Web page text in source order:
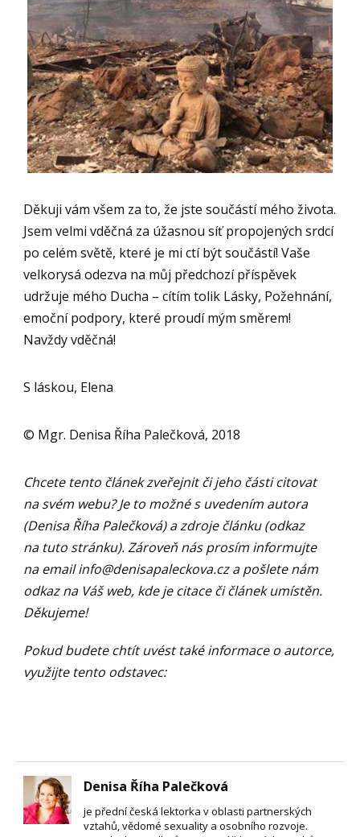
Děkuji vám všem za to, že jste součástí mého života.
Jsem velmi vděčná za úžasnou síť propojených srdcí
po celém světě, které je mi ctí být součástí! Vaše
velkorysá odezva na můj předchozí příspěvek
udržuje mého Ducha – cítím tolik Lásky, Požehnání,
emoční podpory, které proudí mým směrem!
Navždy vděčná!
S láskou, Elena
© Mgr. Denisa Říha Palečková, 2018
Chcete tento článek zveřejnit či jeho části citovat
na svém webu? Je to možné s uvedením autora
(Denisa Říha Palečková) a zdroje článku (odkaz
na tuto stránku). Zároveň nás prosím informujte
na emailinfo@denisapaleckova.cza pošlete nám
odkaz na Váš web, kde je citace či článek umístěn.
Děkujeme!
Pokud budete chtít uvést také informace o autorce,
využijte tento odstavec:
Denisa Říha Palečková
je přední česká lektorka v oblasti partnerských
vztahů, vědomé sexuality a osobního rozvoje.